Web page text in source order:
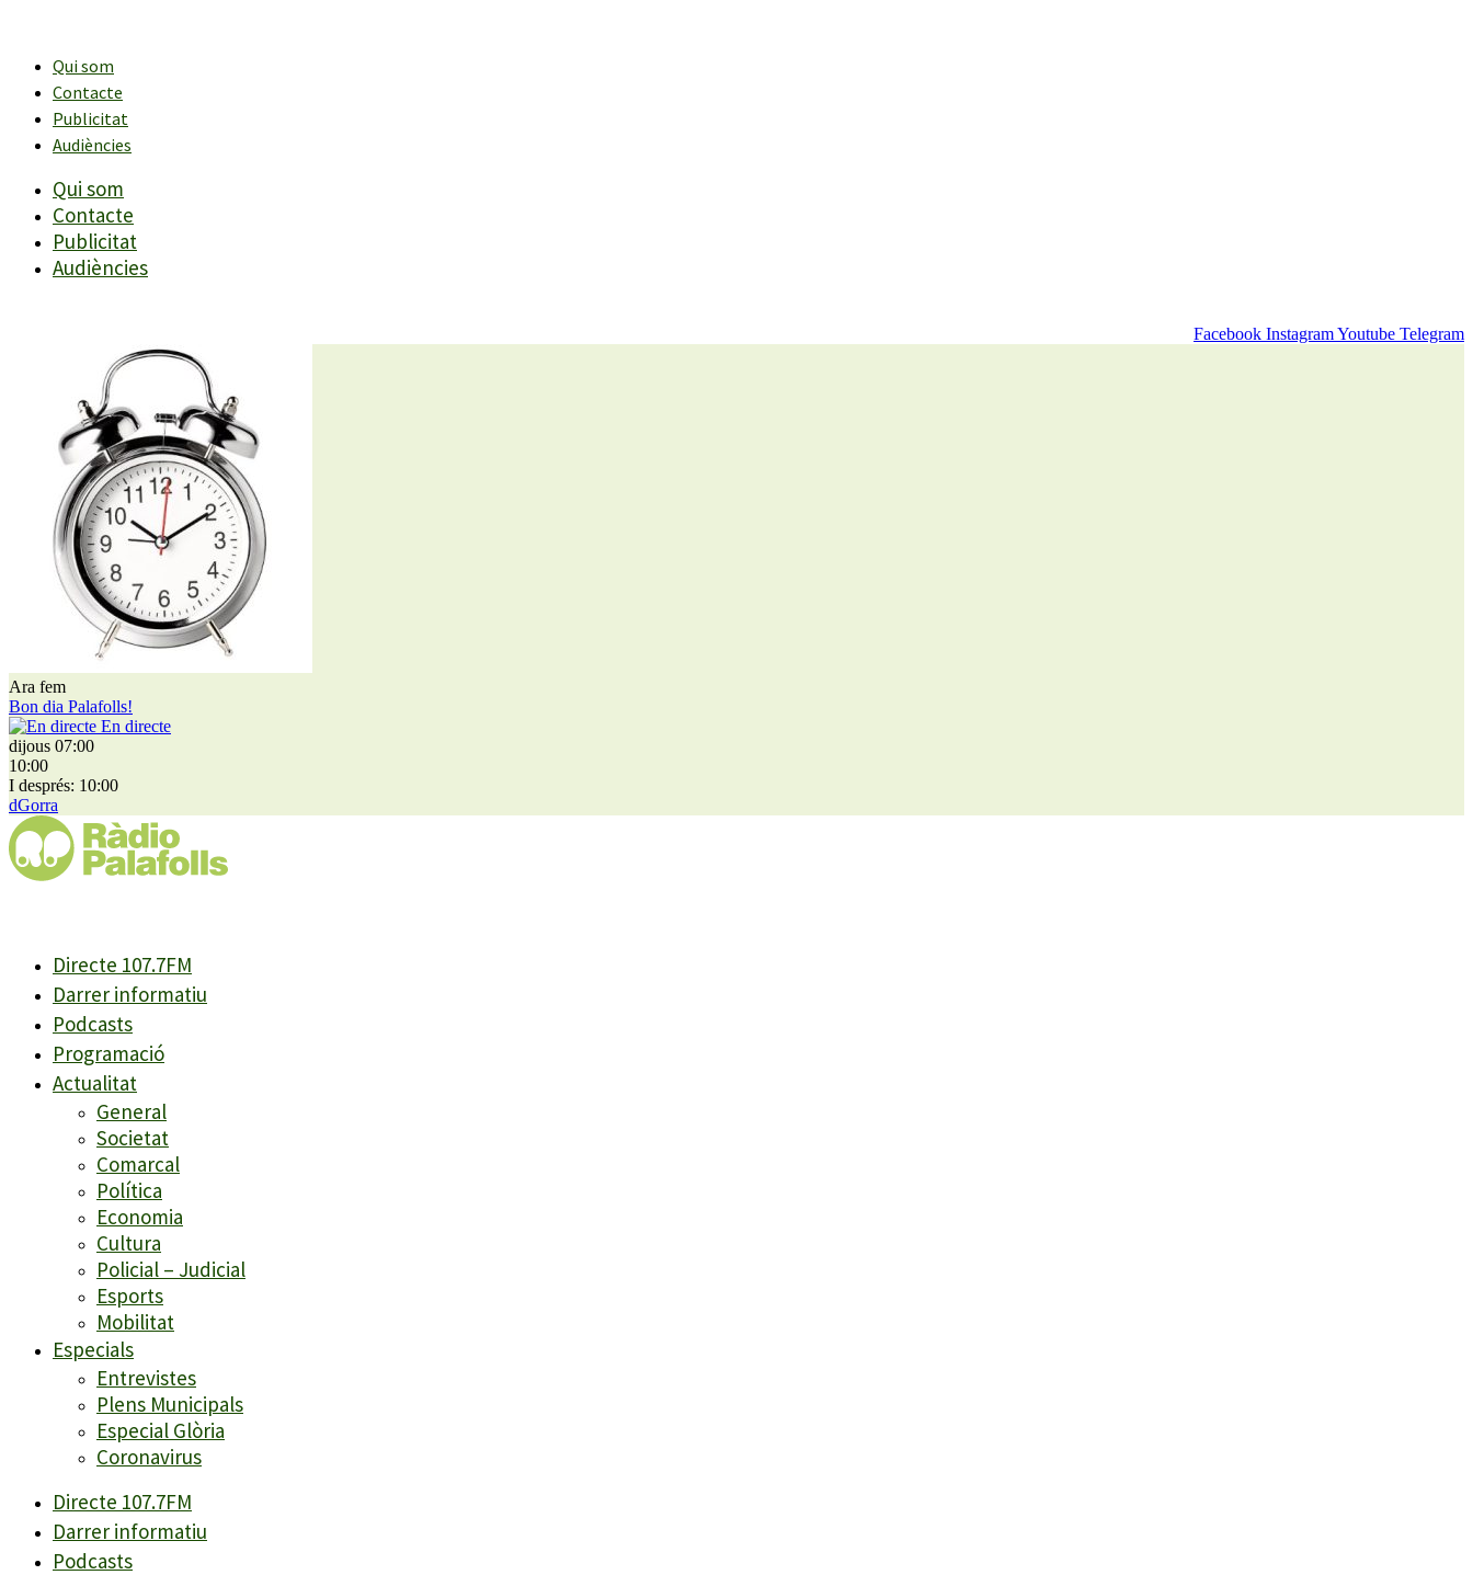
contingutQui som
Contacte
Publicitat
Audiències
Qui som
Contacte
Publicitat
Audiències
Facebook InstagramYoutube Telegram
Ara fem
Bon dia Palafolls!
En directe
dijous 07:00
10:00
I després: 10:00
dGorra
Directe 107.7FM
Darrer informatiu
Podcasts
Programació
Actualitat
General
Societat
Comarcal
Política
Economia
Cultura
Policial – Judicial
Esports
Mobilitat
Especials
Entrevistes
Plens Municipals
Especial Glòria
Coronavirus
Directe 107.7FM
Darrer informatiu
Podcasts